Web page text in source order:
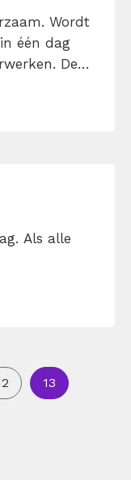
Wordt
één dag
De
Als alle
13